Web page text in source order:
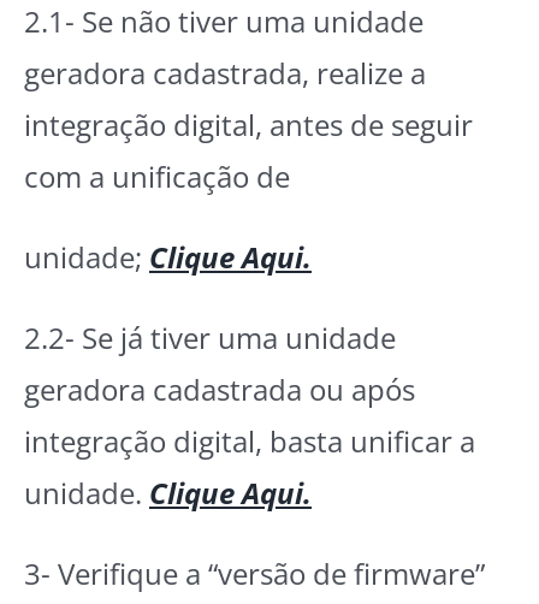
2.1- Se não tiver uma unidade
geradora cadastrada, realize a
integração digital, antes de seguir
com a unificação de
unidade; Clique Aqui.
2.2- Se já tiver uma unidade
geradora cadastrada ou após
integração digital, basta unificar a
unidade. Clique Aqui.
3- Verifique a “versão de firmware”